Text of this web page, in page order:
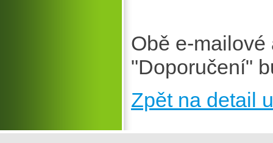
Obě e-
"Doporučení"
Zpět na detail